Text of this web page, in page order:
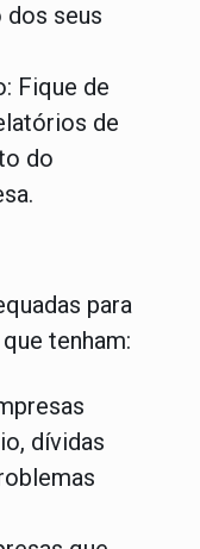
dos seus
Fique de
de
do
para
tenham:
dívidas